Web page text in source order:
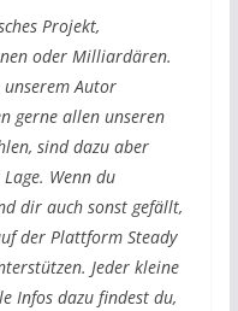
Projekt,
oder Milliardären.
Autor
gerne allen unseren
sind dazu aber
Wenn du
dir auch sonst gefällt,
der Plattform Steady
Jeder kleine
Infos dazu findest du,